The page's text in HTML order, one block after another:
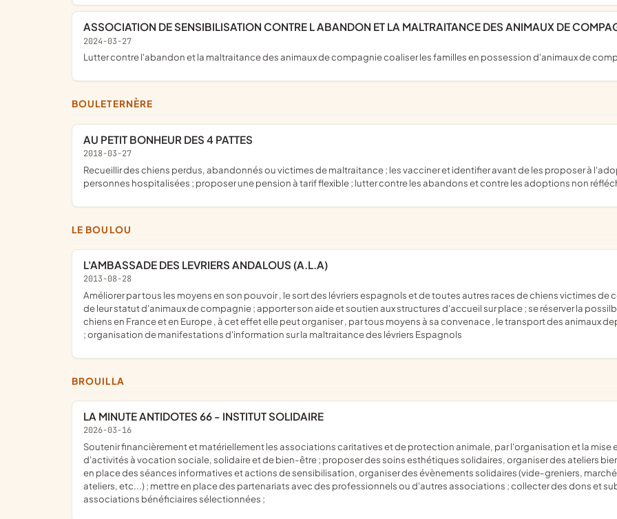
ASSOCIATION DE SENSIBILISATION CONTRE L ABANDON ET LA MALTRAITANCE DES ANIMAUX DE
2024-03-27
lutter contre l'abandon et la maltraitance des animaux de compagnie coaliser les familles en possession d'animaux de
BOULETERNÈRE
AU PETIT BONHEUR DES 4 PATTES
2018-03-27
recueillir des chiens perdus, abandonnés ou victimes de maltraitance ; les vacciner et identifier avant de les proposer à l'adoption ; proposer une prise en charge des chiens de
personnes hospitalisées ; proposer une pension à tarif flexible ; lutter contre les abandons et contre les adoptions non
LE BOULOU
L'AMBASSADE DES LEVRIERS ANDALOUS (A.L.A)
2013-08-28
améliorer par tous les moyens en son pouvoir , le sort des lévriers espagnols et de toutes autres races de chiens victimes de coutumes barbares ; militer pour la reconnaissance
de leur statut d'animaux de compagnie ; apporter son aide et soutien aux structures d'accueil sur place ; se réserver la
chiens en France et en Europe , à cet effet elle peut organiser , par tous moyens à sa convenace , le transport des animaux
; organisation de manifestations d'information sur la maltraitance des lévriers Espagnols
BROUILLA
LA MINUTE ANTIDOTES 66 - INSTITUT SOLIDAIRE
2026-03-16
soutenir financièrement et matériellement les associations caritatives et de protection animale, par l'organisation et la mise en oeuvre d'actions génératrices de fonds et
d'activités à vocation sociale, solidaire et de bien-être ; proposer des soins esthétiques solidaires, organiser des ateliers
en place des séances informatives et actions de sensibilisation, organiser des évènements solidaires (vide-greniers,
ateliers, etc...) ; mettre en place des partenariats avec des professionnels ou d'autres associations ; collecter des dons et
associations bénéficiaires sélectionnées ;